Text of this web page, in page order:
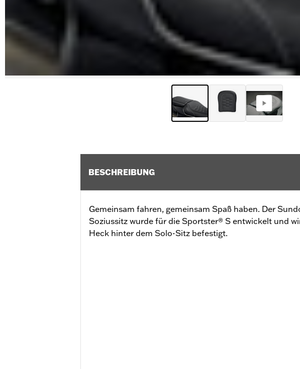
BESCHREIBUNG
Gemeinsam fahren, gemeinsam Spaß haben. Der
Soziussitz wurde für die Sportster® S entwickelt und
Heck hinter dem Solo-Sitz befestigt.